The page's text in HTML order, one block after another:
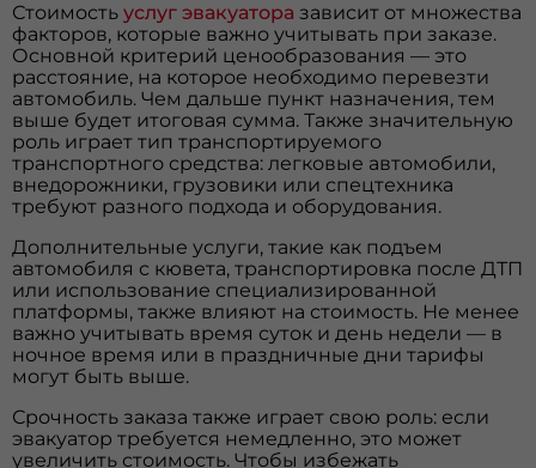
Стоимостьуслуг эвакуатора зависит от множества
факторов, которые важно учитывать при заказе.
Основной критерий ценообразования — это
расстояние, на которое необходимо перевезти
автомобиль. Чем дальше пункт назначения, тем
выше будет итоговая сумма. Также значительную
роль играет тип транспортируемого
транспортного средства: легковые автомобили,
внедорожники, грузовики или спецтехника
требуют разного подхода и оборудования.
Дополнительные услуги, такие как подъем
автомобиля с кювета, транспортировка после ДТП
или использование специализированной
платформы, также влияют на стоимость. Не менее
важно учитывать время суток и день недели — в
ночное время или в праздничные дни тарифы
могут быть выше.
Срочность заказа также играет свою роль: если
эвакуатор требуется немедленно, это может
увеличить стоимость. Чтобы избежать